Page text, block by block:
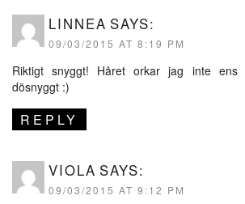
LINNEA SAYS:
09/03/2015 AT 8:19 PM
Riktigt snyggt! Håret orkar jag inte
dösnyggt :)
REPLY
VIOLA SAYS:
09/03/2015 AT 9:12 PM